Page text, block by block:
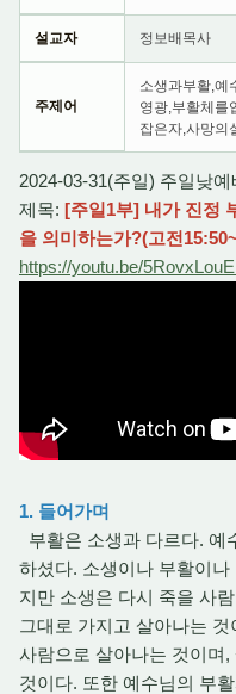
설교자 정보배목사
주제어
소생과부활,예
영광,부활체를
잡은자,사망의
2024-03-31(주일) 주일낮예
제목: [주일1부] 내가 진정
을 의미하는가?(고전
https://youtu.be/
1. 들어가며
부활은 소생과 다르다. 예
하셨다. 소생이나 부활이
지만 소생은 다시 죽을 사
그대로 가지고 살아나는
사람으로 살아나는 것이며
것이다. 또한 예수님의 부